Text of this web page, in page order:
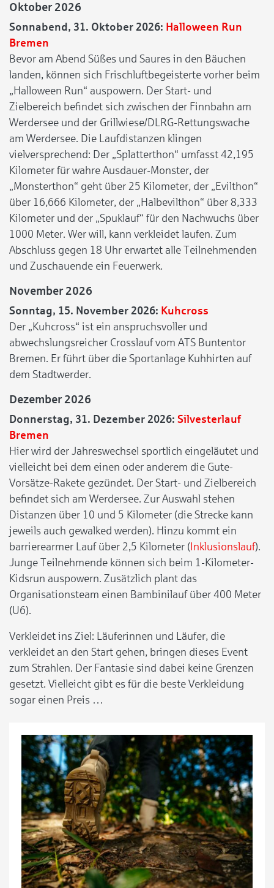
Oktober 2026
Sonnabend, 31. Oktober 2026: Halloween Run
Bremen
Bevor am Abend Süßes und Saures in den Bäuchen
landen, können sich Frischluftbegeisterte vorher beim
„Halloween Run“ auspowern. Der Start- und
Zielbereich befindet sich zwischen der Finnbahn am
Werdersee und der Grillwiese/DLRG-Rettungswache
am Werdersee. Die Laufdistanzen klingen
vielversprechend: Der „Splatterthon“ umfasst 42,195
Kilometer für wahre Ausdauer-Monster, der
„Monsterthon“ geht über 25 Kilometer, der „Evilthon“
über 16,666 Kilometer, der „Halbevilthon“ über 8,333
Kilometer und der „Spuklauf“ für den Nachwuchs über
1000 Meter. Wer will, kann verkleidet laufen. Zum
Abschluss gegen 18 Uhr erwartet alle Teilnehmenden
und Zuschauende ein Feuerwerk.
November 2026
Sonntag, 15. November 2026: Kuhcross
Der „Kuhcross“ ist ein anspruchsvoller und
abwechslungsreicher Crosslauf vom ATS Buntentor
Bremen. Er führt über die Sportanlage Kuhhirten auf
dem Stadtwerder.
Dezember 2026
Donnerstag, 31. Dezember 2026: Silvesterlauf
Bremen
Hier wird der Jahreswechsel sportlich eingeläutet und
vielleicht bei dem einen oder anderem die Gute-
Vorsätze-Rakete gezündet. Der Start- und Zielbereich
befindet sich am Werdersee. Zur Auswahl stehen
Distanzen über 10 und 5 Kilometer (die Strecke kann
jeweils auch gewalked werden). Hinzu kommt ein
barrierearmer Lauf über 2,5 Kilometer ( Inklusionslauf).
Junge Teilnehmende können sich beim 1-Kilometer-
Kidsrun auspowern. Zusätzlich plant das
Organisationsteam einen Bambinilauf über 400 Meter
(U6).
Verkleidet ins Ziel: Läuferinnen und Läufer, die
verkleidet an den Start gehen, bringen dieses Event
zum Strahlen. Der Fantasie sind dabei keine Grenzen
gesetzt. Vielleicht gibt es für die beste Verkleidung
sogar einen Preis …